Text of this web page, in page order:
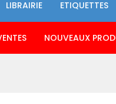
LIBRAIRIE ETIQUETTES
NOUVEAUX